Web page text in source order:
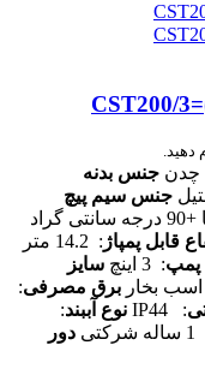
دهید.
جنس بدنه
جنس سیم پیچ
قابل پمپاژ : 14.2 متر
پمپ: 3 اینچ
سایز
برق مصرفی:
: IP44 نوع آببند:
دور